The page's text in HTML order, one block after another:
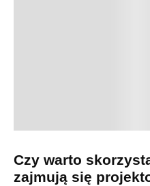
Czy warto
zajmują się